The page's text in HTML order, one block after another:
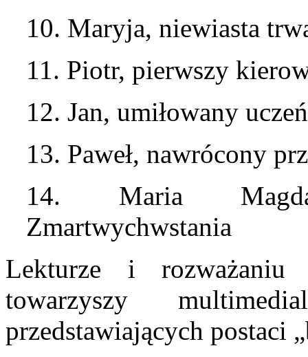
10. Maryja, niewiasta
11. Piotr, pierwszy
12. Jan, umiłowany uczeń
13. Paweł, nawrócony
14. Maria
Zmartwychwstania
Lekturze i rozważaniu
towarzyszy
przedstawiających postaci